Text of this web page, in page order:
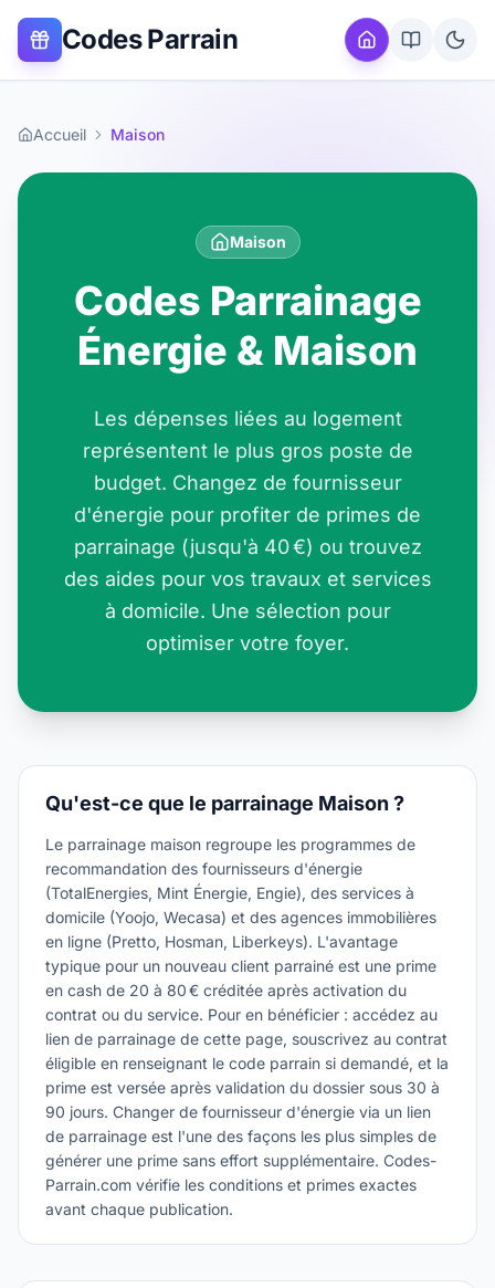
Codes Parrain
Accueil Maison
Maison
Codes Parrainage
Énergie & Maison
Les dépenses liées au logement
représentent le plus gros poste de
budget. Changez de fournisseur
d'énergie pour profiter de primes de
parrainage (jusqu'à 40 €) ou trouvez
des aides pour vos travaux et services
à domicile. Une sélection pour
optimiser votre foyer.
Qu'est-ce que le parrainage Maison ?
Le parrainage maison regroupe les programmes de
recommandation des fournisseurs d'énergie
(TotalEnergies, Mint Énergie, Engie), des services à
domicile (Yoojo, Wecasa) et des agences immobilières
en ligne (Pretto, Hosman, Liberkeys). L'avantage
typique pour un nouveau client parrainé est une prime
en cash de 20 à 80 € créditée après activation du
contrat ou du service. Pour en bénéficier : accédez au
lien de parrainage de cette page, souscrivez au contrat
éligible en renseignant le code parrain si demandé, et la
prime est versée après validation du dossier sous 30 à
90 jours. Changer de fournisseur d'énergie via un lien
de parrainage est l'une des façons les plus simples de
générer une prime sans effort supplémentaire. Codes-
Parrain.com vérifie les conditions et primes exactes
avant chaque publication.